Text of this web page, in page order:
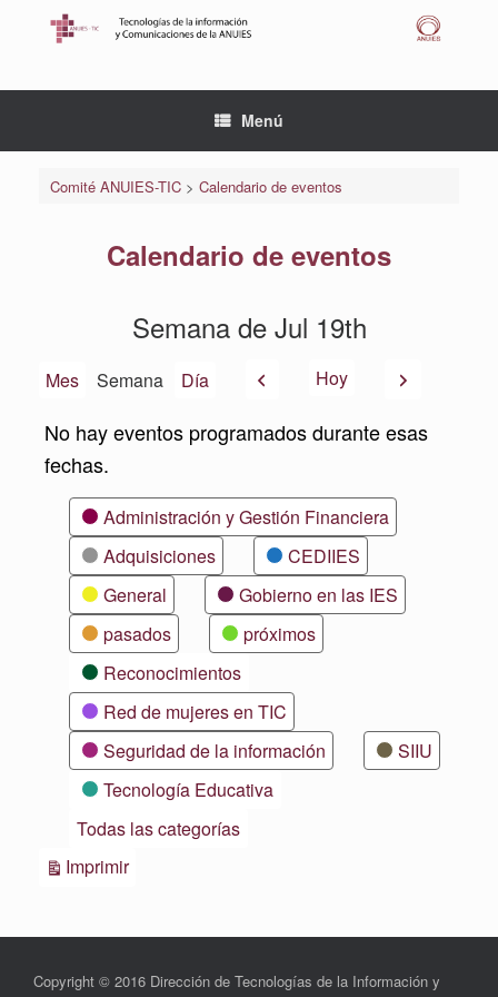
Menú
Comité ANUIES-TIC> Calendario de eventos
Calendario de eventos
Semana de Jul 19th
Mes Semana Día AnteriorHoy Siguiente
No hay eventos programados durante esas
fechas.
CategoríasAdministración y Gestión Financiera
Adquisiciones
CEDIIES
General
Gobierno en las IES
pasados
próximos
Reconocimientos
Red de mujeres en TIC
Seguridad de la información
SIIU
Tecnología Educativa
Todas las categorías
ImprimirVistas
Copyright © 2016 Dirección de Tecnologías de la Información y